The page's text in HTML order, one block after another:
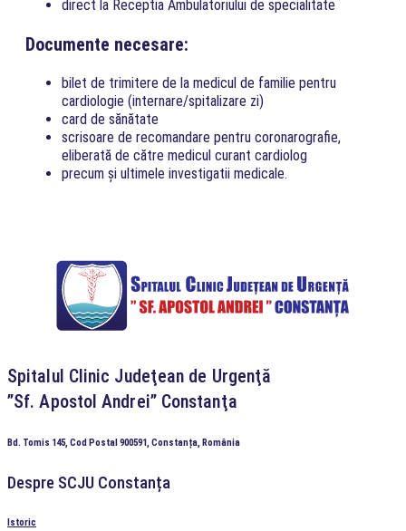
direct la Receptia Ambulatoriului de specialitate
Documente necesare:
bilet de trimitere de la medicul de familie pentru
cardiologie (internare/spitalizare zi)
card de sănătate
scrisoare de recomandare pentru coronarografie,
eliberată de către medicul curant cardiolog
precum și ultimele investigatii medicale.
Spitalul Clinic Judeţean de Urgenţă
”Sf. Apostol Andrei” Constanţa
Bd. Tomis 145, Cod Postal 900591, Constanța, România
Despre SCJU Constanța
Istoric